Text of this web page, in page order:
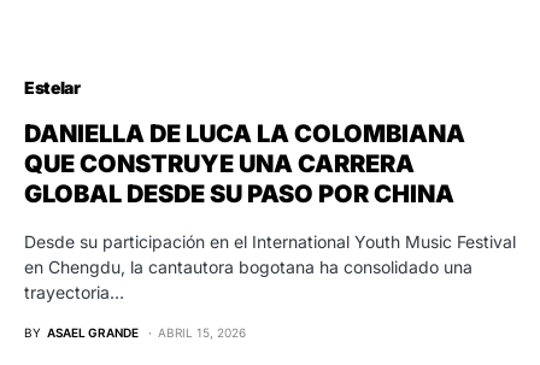
Estelar
DANIELLA DE LUCA LA COLOMBIANA
QUE CONSTRUYE UNA CARRERA
GLOBAL DESDE SU PASO POR CHINA
Desde su participación en el International Youth Music Festival
en Chengdu, la cantautora bogotana ha consolidado una
trayectoria…
BY ASAEL GRANDE ABRIL 15, 2026